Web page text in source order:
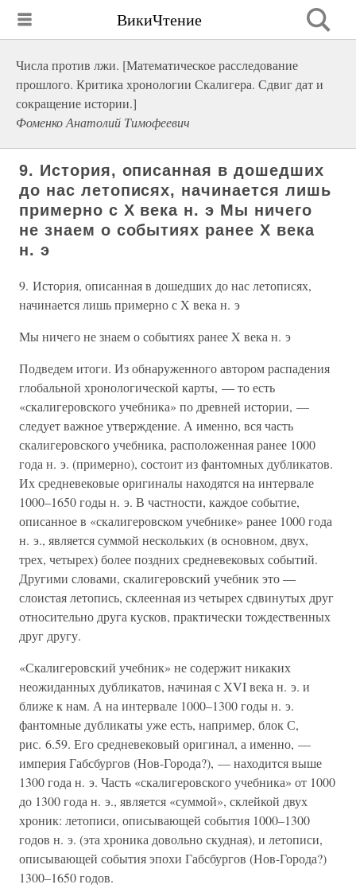
ВикиЧтение
Числа против лжи. [Математическое расследование
прошлого. Критика хронологии Скалигера. Сдвиг дат и
сокращение истории.]
Фоменко Анатолий Тимофеевич
9. История, описанная в дошедших
до нас летописях, начинается лишь
примерно с X века н. э Мы ничего
не знаем о событиях ранее X века
н. э
9. История, описанная в дошедших до нас летописях,
начинается лишь примерно с X века н. э
Мы ничего не знаем о событиях ранее X века н. э
Подведем итоги. Из обнаруженного автором распадения
глобальной хронологической карты, — то есть
«скалигеровского учебника» по древней истории, —
следует важное утверждение. А именно, вся часть
скалигеровского учебника, расположенная ранее 1000
года н. э. (примерно), состоит из фантомных дубликатов.
Их средневековые оригиналы находятся на интервале
1000–1650 годы н. э. В частности, каждое событие,
описанное в «скалигеровском учебнике» ранее 1000 года
н. э., является суммой нескольких (в основном, двух,
трех, четырех) более поздних средневековых событий.
Другими словами, скалигеровский учебник это —
слоистая летопись, склеенная из четырех сдвинутых друг
относительно друга кусков, практически тождественных
друг другу.
«Скалигеровский учебник» не содержит никаких
неожиданных дубликатов, начиная с XVI века н. э. и
ближе к нам. А на интервале 1000–1300 годы н. э.
фантомные дубликаты уже есть, например, блок С,
рис. 6.59. Его средневековый оригинал, а именно, —
империя Габсбургов (Нов-Города?), — находится выше
1300 года н. э. Часть «скалигеровского учебника» от 1000
до 1300 года н. э., является «суммой», склейкой двух
хроник: летописи, описывающей события 1000–1300
годов н. э. (эта хроника довольно скудная), и летописи,
описывающей события эпохи Габсбургов (Нов-Города?)
1300–1650 годов.